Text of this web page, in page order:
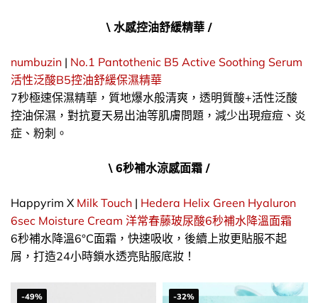
\ 水感控油舒緩精華 /
numbuzin | No.1 Pantothenic B5 Active Soothing Serum
活性泛酸B5控油舒緩保濕精華
7秒極速保濕精華，質地爆水般清爽，透明質酸+活性泛酸
控油保濕，對抗夏天易出油等肌膚問題，減少出現痘痘、炎
症、粉刺。
\ 6秒補水涼感面霜 /
Happyrim X Milk Touch | Hedera Helix Green Hyaluron
6sec Moisture Cream 洋常春藤玻尿酸6秒補水降溫面霜
6秒補水降溫6°C面霜，快速吸收，後續上妝更貼服不起
屑，打造24小時鎖水透亮貼服底妝！
-49% -32%